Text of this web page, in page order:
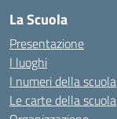
La Scuola
Presentazione
I luoghi
I numeri della scuola
Le carte della scuola